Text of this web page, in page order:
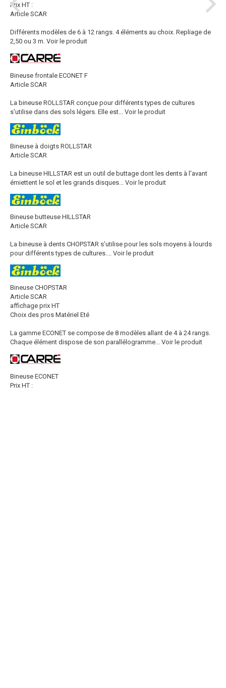
Prix HT :
Article SCAR
Différents modèles de 6 à 12 rangs. 4 éléments au choix. Repliage de
2,50 ou 3 m. Voir le produit
Bineuse frontale ECONET F
Article SCAR
La bineuse ROLLSTAR conçue pour différents types de cultures
s'utilise dans des sols légers. Elle est...
Voir le produit
Bineuse à doigts ROLLSTAR
Article SCAR
La bineuse HILLSTAR est un outil de buttage dont les dents à l'avant
émiettent le sol et les grands disques...
Voir le produit
Bineuse butteuse HILLSTAR
Article SCAR
La bineuse à dents CHOPSTAR s’utilise pour les sols moyens à lourds
pour différents types de cultures....
Voir le produit
Bineuse CHOPSTAR
Article SCAR
affichage prix HT
Choix des pros Matériel Eté
La gamme ECONET se compose de 8 modèles allant de 4 à 24 rangs.
Chaque élément dispose de son parallélogramme...
Voir le produit
Bineuse ECONET
Prix HT :